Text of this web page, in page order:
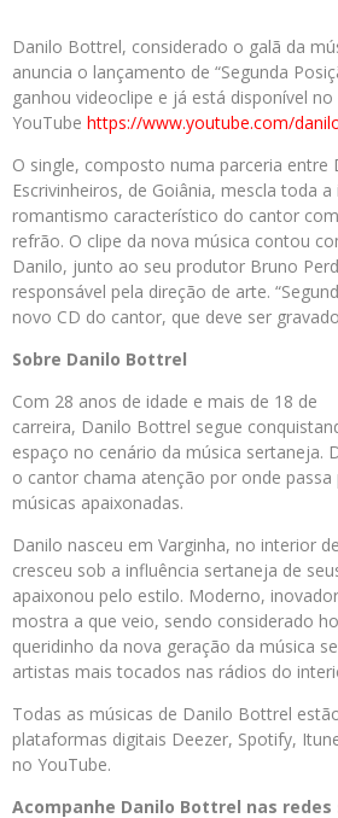
Danilo Bottrel, considerado o galã da
anuncia o lançamento de “Segunda
ganhou videoclipe e já está disponível
YouTube https://www.youtube.com/
O single, composto numa parceria entre
Escrivinheiros, de Goiânia, mescla toda
romantismo característico do cantor
refrão. O clipe da nova música contou
Danilo, junto ao seu produtor Bruno
responsável pela direção de arte.
novo CD do cantor, que deve ser
Sobre Danilo Bottrel
Com 28 anos de idade e mais de 18 de
carreira, Danilo Bottrel segue
espaço no cenário da música sertaneja.
o cantor chama atenção por onde passa
músicas apaixonadas.
Danilo nasceu em Varginha, no interior
cresceu sob a influência sertaneja de
apaixonou pelo estilo. Moderno,
mostra a que veio, sendo considerado
queridinho da nova geração da música
artistas mais tocados nas rádios do
Todas as músicas de Danilo Bottrel
plataformas digitais Deezer, Spotify,
no YouTube.
Acompanhe Danilo Bottrel nas redes